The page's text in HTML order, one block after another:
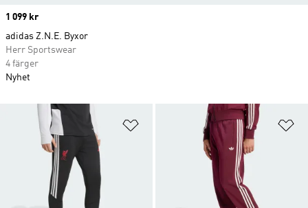
Lägg till på önskelistan
Price
1 099 kr
adidas Z.N.E. Byxor
Herr Sportswear
4 färger
Nyhet